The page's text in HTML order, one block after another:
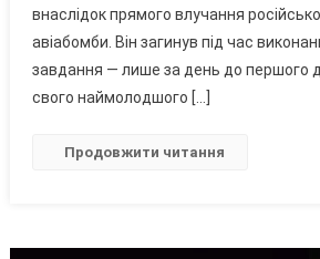
Фронті
Загинув
Ходжаніязов
внаслідок прямого влучання
авіабомби. Він загинув під час
завдання — лише за день до першого
свого наймолодшого […]
Продовжити читання